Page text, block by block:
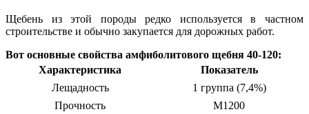
Щебень из этой породы редко используется в частном
строительстве и обычно закупается для дорожных работ.
Вот основные свойства амфиболитового щебня 40-120:
Характеристика
Показатель
Лещадность
1 группа (7,4%)
Прочность
М1200